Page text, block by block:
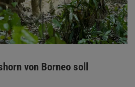
von Borneo soll